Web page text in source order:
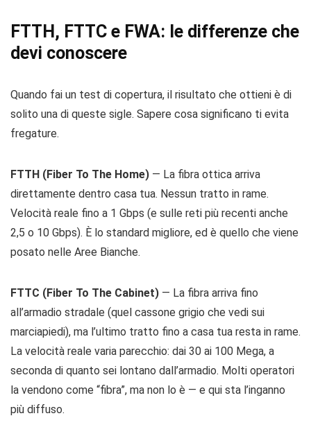
FTTH, FTTC e FWA: le differenze che
devi conoscere
Quando fai un test di copertura, il risultato che ottieni è di
solito una di queste sigle. Sapere cosa significano ti evita
fregature.
FTTH (Fiber To The Home) — La fibra ottica arriva
direttamente dentro casa tua. Nessun tratto in rame.
Velocità reale fino a 1 Gbps (e sulle reti più recenti anche
2,5 o 10 Gbps). È lo standard migliore, ed è quello che viene
posato nelle Aree Bianche.
FTTC (Fiber To The Cabinet) — La fibra arriva fino
all’armadio stradale (quel cassone grigio che vedi sui
marciapiedi), ma l’ultimo tratto fino a casa tua resta in rame.
La velocità reale varia parecchio: dai 30 ai 100 Mega, a
seconda di quanto sei lontano dall’armadio. Molti operatori
la vendono come “fibra”, ma non lo è — e qui sta l’inganno
più diffuso.